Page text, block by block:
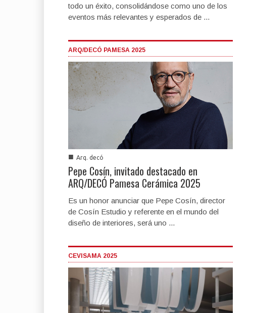
todo un éxito, consolidándose como uno de los
eventos más relevantes y esperados de ...
ARQ/DECÓ PAMESA 2025
■ Arq. decó
Pepe Cosín, invitado destacado en
ARQ/DECÓ Pamesa Cerámica 2025
Es un honor anunciar que Pepe Cosín, director
de Cosín Estudio y referente en el mundo del
diseño de interiores, será uno ...
CEVISAMA 2025